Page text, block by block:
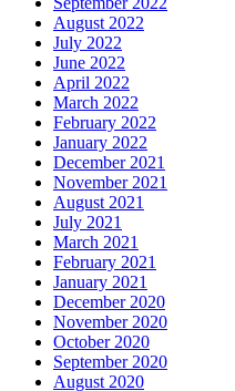
August 2022
July 2022
June 2022
April 2022
March 2022
February 2022
January 2022
December 2021
November 2021
August 2021
July 2021
March 2021
February 2021
January 2021
December 2020
November 2020
October 2020
September 2020
August 2020